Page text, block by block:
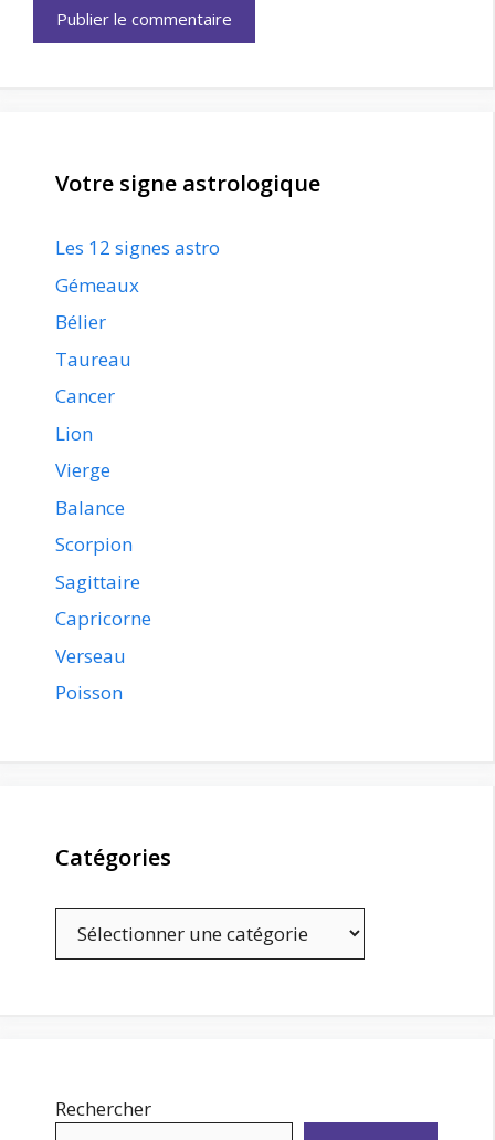
Votre signe astrologique
Les 12 signes astro
Gémeaux
Bélier
Taureau
Cancer
Lion
Vierge
Balance
Scorpion
Sagittaire
Capricorne
Verseau
Poisson
Catégories
Rechercher